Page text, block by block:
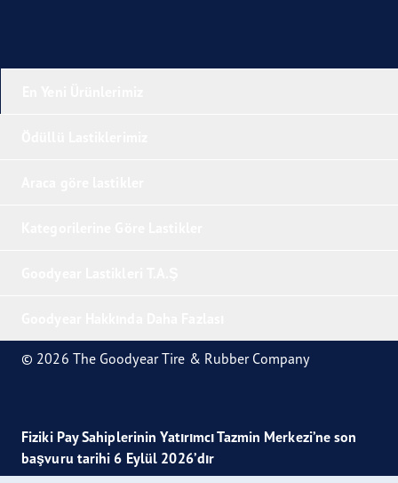
© 2026 The Goodyear Tire & Rubber Company
Fiziki Pay Sahiplerinin Yatırımcı Tazmin Merkezi’ne son
başvuru tarihi 6 Eylül 2026’dır